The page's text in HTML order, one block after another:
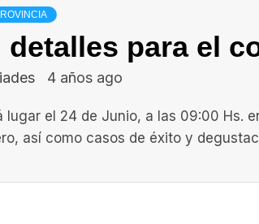
detalles para el
4 años ago
lugar el 24 de Junio, a las 09:00 Hs.
así como casos de éxito y